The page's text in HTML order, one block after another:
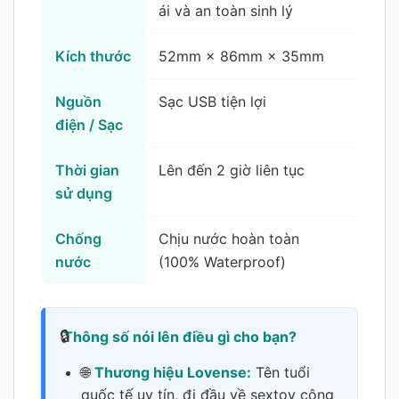
ái và an toàn sinh lý
Kích thước 52mm × 86mm × 35mm
Nguồn
điện / Sạc
Sạc USB tiện lợi
Thời gian
sử dụng
Lên đến 2 giờ liên tục
Chống
nước
Chịu nước hoàn toàn
(100% Waterproof)
Thông số nói lên điều gì cho bạn?
🌐 Thương hiệu Lovense: Tên tuổi
quốc tế uy tín, đi đầu về sextoy công